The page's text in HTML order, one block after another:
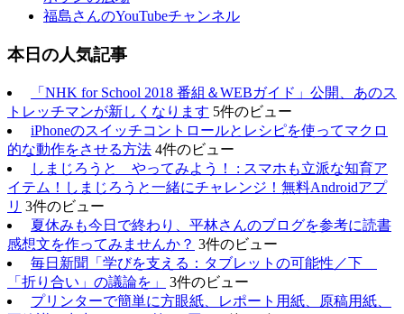
福島さんのYouTubeチャンネル
本日の人気記事
「NHK for School 2018 番組＆WEBガイド」公開、あのス
トレッチマンが新しくなります 5件のビュー
iPhoneのスイッチコントロールとレシピを使ってマクロ
的な動作をさせる方法 4件のビュー
しまじろうと やってみよう！ : スマホも立派な知育ア
イテム！しまじろうと一緒にチャレンジ！無料Androidアプ
リ 3件のビュー
夏休みも今日で終わり、平林さんのブログを参考に読書
感想文を作ってみませんか？ 3件のビュー
毎日新聞「学びを支える：タブレットの可能性／下
「折り合い」の議論を」
3件のビュー
プリンターで簡単に方眼紙、レポート用紙、原稿用紙、